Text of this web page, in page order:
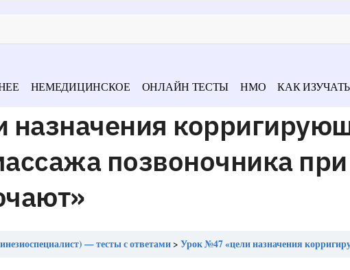
НЕМЕДИЦИНСКОЕ ОНЛАЙН ТЕСТЫ НМО КАК ИЗУЧАТЬ
позвоночника при
— тесты с ответами Урок №47 «цели назначения корригирующих упражнений и массажа позвоночника при